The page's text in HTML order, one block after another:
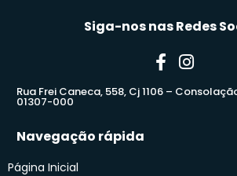
Siga-nos nas Redes
Rua Frei Caneca, 558, Cj 1106 –
01307-000
Navegação rápida
Página Inicial